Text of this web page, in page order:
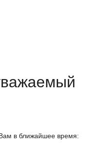
в ближайшее время: